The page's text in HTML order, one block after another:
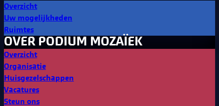
Overzicht
Uw mogelijkheden
Ruimtes
OVER PODIUM MOZAÏEK
Overzicht
Organisatie
Huisgezelschappen
Vacatures
Steun ons